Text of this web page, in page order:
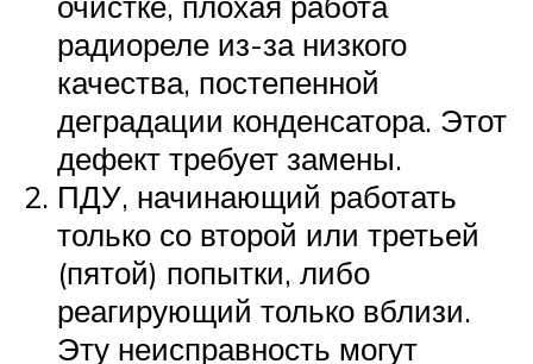
радиореле из-за низкого
качества, постепенной
деградации конденсатора. Этот
дефект требует замены.
ПДУ, начинающий работать
только со второй или третьей
(пятой) попытки, либо
реагирующий только вблизи.
Эту неисправность могут